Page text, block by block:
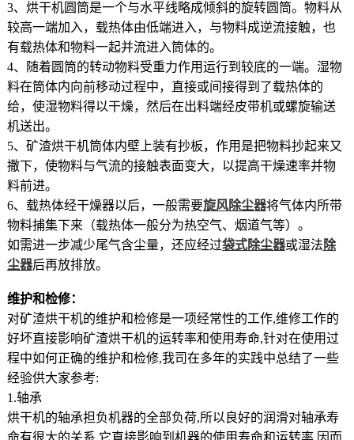
3、烘干机圆筒是一个与水平线略成倾斜的旋转圆筒。物料从
较高一端加入，载热体由低端进入，与物料成逆流接触，也
有载热体和物料一起并流进入筒体的。
4、随着圆筒的转动物料受重力作用运行到较底的一端。湿物
料在筒体内向前移动过程中，直接或间接得到了载热体的
给，使湿物料得以干燥，然后在出料端经皮带机或螺旋输送
机送出。
5、矿渣烘干机筒体内壁上装有抄板，作用是把物料抄起来又
撒下，使物料与气流的接触表面变大，以提高干燥速率并物
料前进。
6、载热体经干燥器以后，一般需要旋风除尘器将气体内所带
物料捕集下来（载热体一般分为热空气、烟道气等）。
如需进一步减少尾气含尘量，还应经过袋式除尘器或湿法 除
尘器后再放排放。
维护和检修：
对矿渣烘干机的维护和检修是一项经常性的工作,维修工作的
好坏直接影响矿渣烘干机的运转率和使用寿命,针对在使用过
程中如何正确的维护和检修,我司在多年的实践中总结了一些
经验供大家参考:
1.轴承
烘干机的轴承担负机器的全部负荷,所以良好的润滑对轴承寿
命有很大的关系,它直接影响到机器的使用寿命和运转率,因而